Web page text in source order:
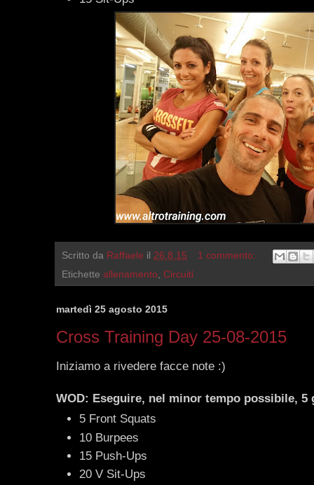
Scritto da Raffaele il 26.8.15
1 commento:
Etichette allenamento Circuiti
martedì 25 agosto 2015
Cross Training Day 25-08-2015
Iniziamo a rivedere facce note :)
WOD: Eseguire, nel minor tempo possibile,
5 Front Squats
10 Burpees
15 Push-Ups
20 V Sit-Ups